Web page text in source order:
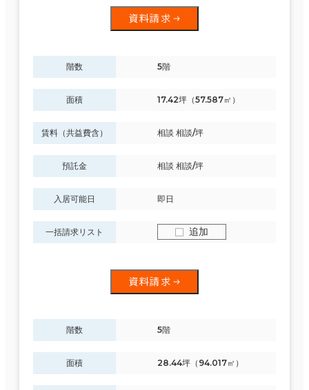
資料請求
階数 5階
面積 17.42坪（57.587㎡）
賃料（共益費含） 相談 相談/坪
預託金 相談 相談/坪
入居可能日 即日
一括請求リスト 追加
資料請求
階数 5階
面積 28.44坪（94.017㎡）